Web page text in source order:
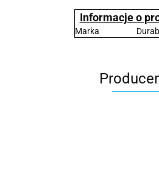
Informacje o
Marka